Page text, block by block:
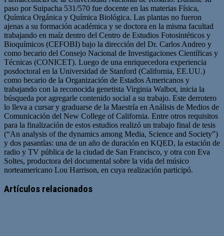
paso por Suipacha 531/570 fue docente en las materias Física,
Química Orgánica y Química Biológica. Las plantas no fueron
ajenas a su formación académica y se doctora en la misma facultad
trabajando en maíz dentro del Centro de Estudios Fotosintéticos y
Bioquímicos (CEFOBI) bajo la dirección del Dr. Carlos Andreo y
como becario del Consejo Nacional de Investigaciones Científicas y
Técnicas (CONICET). Luego de una enriquecedora experiencia
posdoctoral en la Universidad de Stanford (California, EE.UU.)
como becario de la Organización de Estados Americanos y
trabajando con la reconocida genetista Virginia Walbot, inicia la
búsqueda por agregarle contenido social a su trabajo. Este derrotero
lo lleva a cursar y graduarse de la Maestría en Análisis de Medios de
Comunicación del New College of California. Entre otros requisitos
para la finalización de estos estudios realizó un trabajo final de tesis
(“An analysis of the dynamics among Media, Science and Society”)
y dos pasantías: una de un año de duración en KQED, la estación de
radio y TV pública de la ciudad de San Francisco, y otra con Eva
Soltes, productora del documental sobre la vida del músico
norteamericano Lou Harrison, en cuya realización participó.
Artículos relacionados